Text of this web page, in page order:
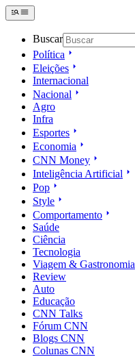
Buscar
Política
Eleições
Internacional
Nacional
Agro
Infra
Esportes
Economia
CNN Money
Inteligência Artificial
Pop
Style
Comportamento
Saúde
Ciência
Tecnologia
Viagem & Gastronomia
Review
Auto
Educação
CNN Talks
Fórum CNN
Blogs CNN
Colunas CNN